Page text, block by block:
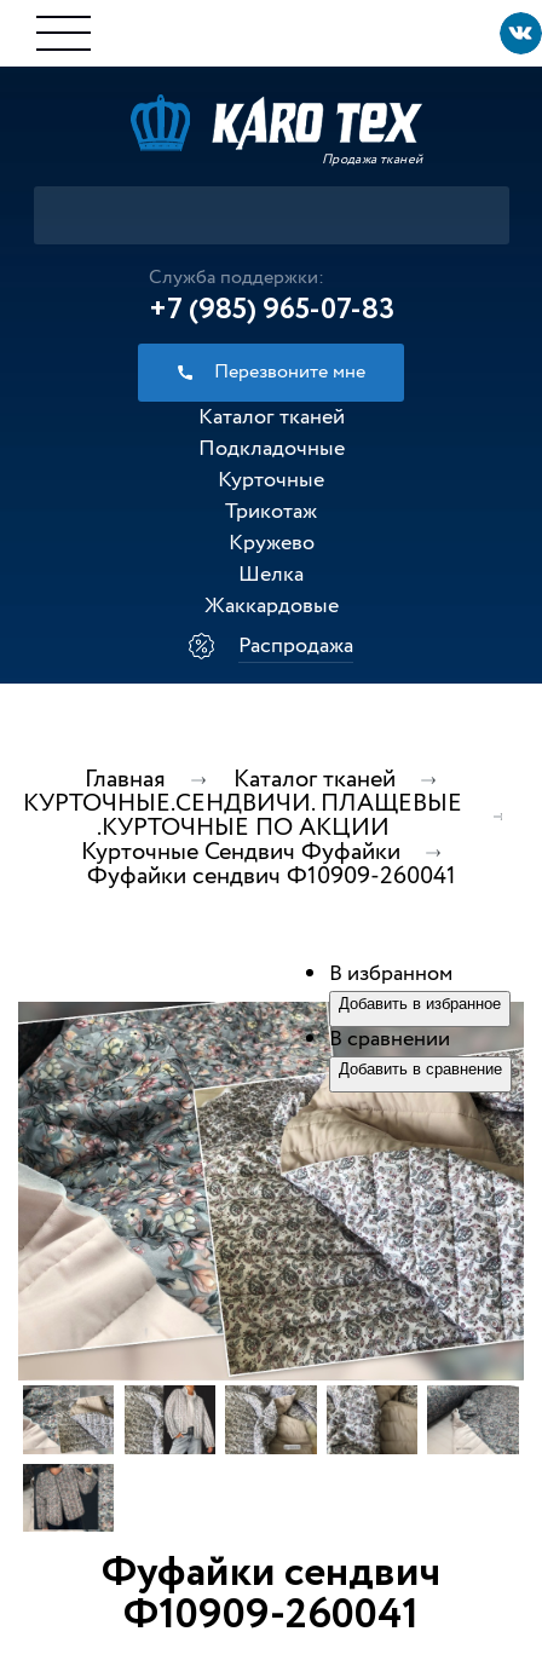
Продажа тканей
Служба поддержки:
+7 (985) 965-07-83
Перезвоните мне
Каталог тканей
Подкладочные
Курточные
Трикотаж
Кружево
Шелка
Жаккардовые
Распродажа
Главная Каталог тканей
КУРТОЧНЫЕ.СЕНДВИЧИ. ПЛАЩЕВЫЕ
.КУРТОЧНЫЕ ПО АКЦИИ
Курточные Сендвич Фуфайки
Фуфайки сендвич Ф10909-260041
Фуфайки сендвич
Ф10909-260041
В избранном
Добавить в избранное
В сравнении
Добавить в сравнение